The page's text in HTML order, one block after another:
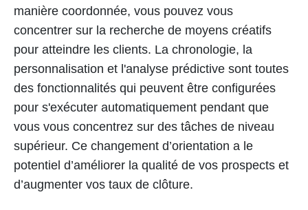
manière coordonnée, vous pouvez vous
concentrer sur la recherche de moyens créatifs
pour atteindre les clients. La chronologie, la
personnalisation et l'analyse prédictive sont toutes
des fonctionnalités qui peuvent être configurées
pour s'exécuter automatiquement pendant que
vous vous concentrez sur des tâches de niveau
supérieur. Ce changement d’orientation a le
potentiel d’améliorer la qualité de vos prospects et
d’augmenter vos taux de clôture.